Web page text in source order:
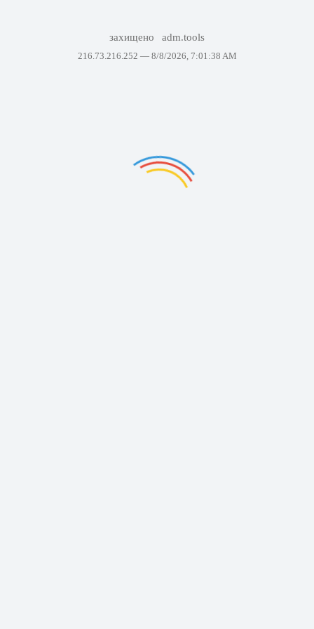
захищено adm.tools
216.73.216.252 — 8/8/2026, 7:01:38 AM